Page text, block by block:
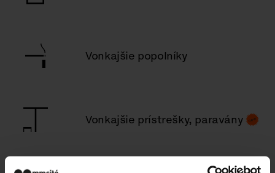
Vonkajšie popolníky
Vonkajšie prístrešky, paravány